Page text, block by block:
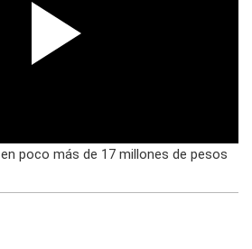
poco más de 17 millones de pesos